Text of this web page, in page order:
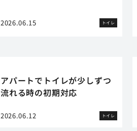
2026.06.15 トイレ
アパートでトイレが少しずつ
流れる時の初期対応
2026.06.12 トイレ